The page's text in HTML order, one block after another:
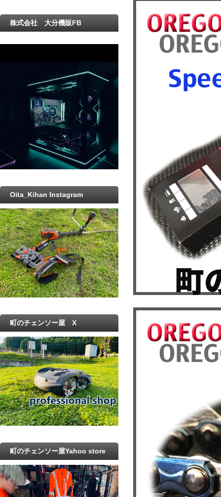
株式会社 大分機販FB
Oita_Kihan Instagram
町のチェンソー屋 X
町のチェンソー屋Yahoo store